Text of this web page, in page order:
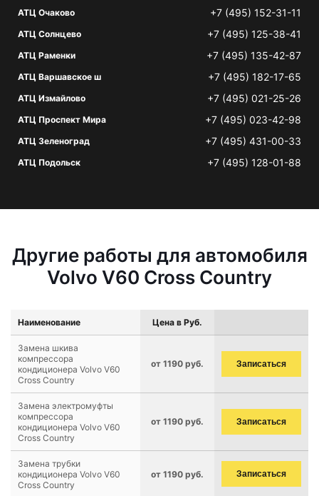
АТЦ Очаково +7 (495) 152-31-11
АТЦ Солнцево +7 (495) 125-38-41
АТЦ Раменки +7 (495) 135-42-87
АТЦ Варшавское ш +7 (495) 182-17-65
АТЦ Измайлово +7 (495) 021-25-26
АТЦ Проспект Мира +7 (495) 023-42-98
АТЦ Зеленоград +7 (495) 431-00-33
АТЦ Подольск +7 (495) 128-01-88
Другие работы для автомобиля
Volvo V60 Cross Country
Наименование Цена в Руб.
Замена шкива
компрессора
кондиционера Volvo V60
Cross Country
от 1190 руб. Записаться
Замена электромуфты
компрессора
кондиционера Volvo V60
Cross Country
от 1190 руб. Записаться
Замена трубки
кондиционера Volvo V60
Cross Country
от 1190 руб. Записаться